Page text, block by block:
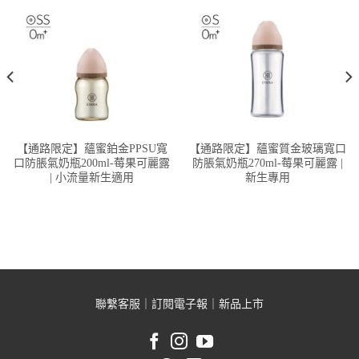
【通路限定】蘊蜜鉑金PPSU寬
口防脹氣奶瓶200ml-莓果可麗露
| 小流量新生適用
【通路限定】蘊蜜質金玻璃寬口
防脹氣奶瓶270ml-莓果可麗露 |
新生專用
聯繫客服 訂閱電子報 新品上市